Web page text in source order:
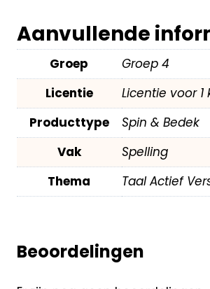
Aanvullende
Groep
Groep 4
Licentie
Licentie voor
Producttype
Spin & Bedek
Vak
Spelling
Thema
Taal Actief
Beoordelingen